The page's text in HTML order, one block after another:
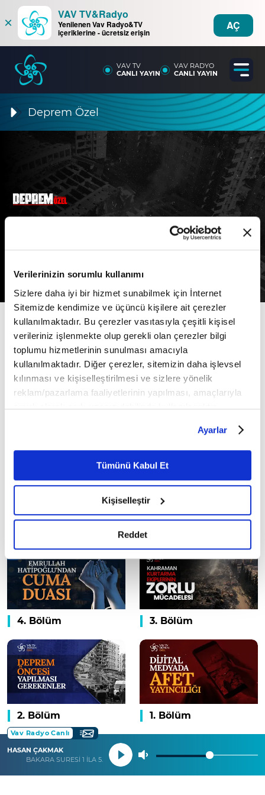
Verilerinizin sorumlu kullanımı
Sizlere daha iyi bir hizmet sunabilmek için İnternet
Sitemizde kendimize ve üçüncü kişilere ait çerezler
kullanılmaktadır. Bu çerezler vasıtasıyla çeşitli kişisel
verileriniz işlenmekte olup gerekli olan çerezler bilgi
toplumu hizmetlerinin sunulması amacıyla
kullanılmaktadır. Diğer çerezler, sitemizin daha işlevsel
kılınması ve kişiselleştirilmesi ve sizlere yönelik
reklam/pazarlama faaliyetlerinin yapılması, amaçlarıyla
sınırlı olarak açık rızanız dahilinde kullanılacaktır.
belirleyebilirsiniz. Çerezlere ilişkin detaylı bilgi için
Ayarlar butonuna tıklayabilir,Çerez Bilgilendirme
Metnimizi ziyaret edebilirsiniz.
6698 sayılı Kişisel Verilerin Korunması Kanunu uyarınca
okumak ve sitemizi ziyaretiniz kapsamında
gerçekleştirilen veri işleme faaliyetleri ile ilgili daha
detaylı bilgi almak için lütfentıklayınız.
Ayarlar
Tümünü Kabul Et
Kişiselleştir
Reddet
×
VAV TV&Radyo
Yenilenen Vav Radyo&TV
içeriklerine - ücretsiz erişin
AÇ
VAV TV
CANLI YAYIN
VAV RADYO
CANLI YAYIN
Deprem Özel
DiğerBölümler Filtrele
4. Bölüm 3. Bölüm
2. Bölüm 1. Bölüm
HASAN ÇAKMAK
BAKARA SURESİ 1 İLA 5. AYETLER
Vav Radyo Canlı